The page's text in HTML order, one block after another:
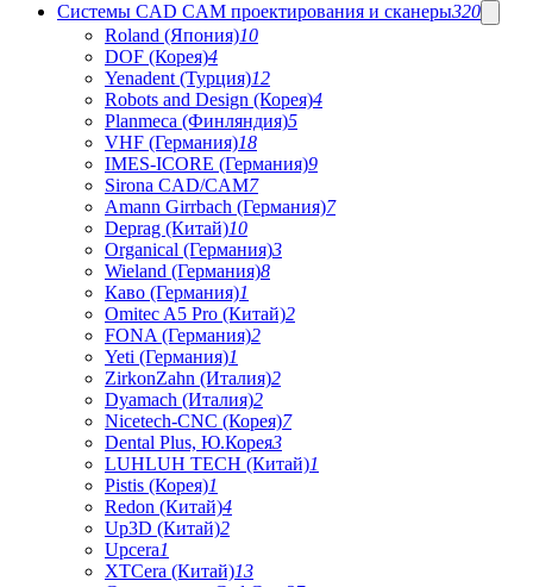
Системы CAD CAM проектирования и сканеры320
Roland (Япония)10
DOF (Корея)4
Yenadent (Турция)12
Robots and Design (Корея)4
Planmeca (Финляндия)5
VHF (Германия)18
IMES-ICORE (Германия)9
Sirona CAD/CAM7
Amann Girrbach (Германия)7
Deprag (Китай)10
Organical (Германия)3
Wieland (Германия)8
Каво (Германия)1
Omitec A5 Pro (Китай)2
FONA (Германия)2
Yeti (Германия)1
ZirkonZahn (Италия)2
Dyamach (Италия)2
Nicetech-CNC (Корея)7
Dental Plus, Ю.Корея3
LUHLUH TECH (Китай)1
Pistis (Корея)1
Redon (Китай)4
Up3D (Китай)2
Upcera1
XTCera (Китай)13